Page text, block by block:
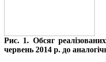
Рис. 1. Обсяг
червень 2014 р. до